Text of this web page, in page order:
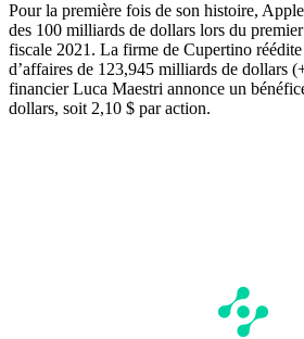
Pour la première fois de son histoire,
des 100 milliards de dollars lors du
fiscale 2021. La firme de Cupertino
d’affaires de 123,945 milliards de dollars
financier Luca Maestri annonce un
dollars, soit 2,10 $ par action.